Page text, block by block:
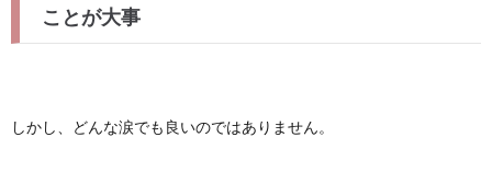
ことが大事
しかし、どんな涙でも良いのではありません。